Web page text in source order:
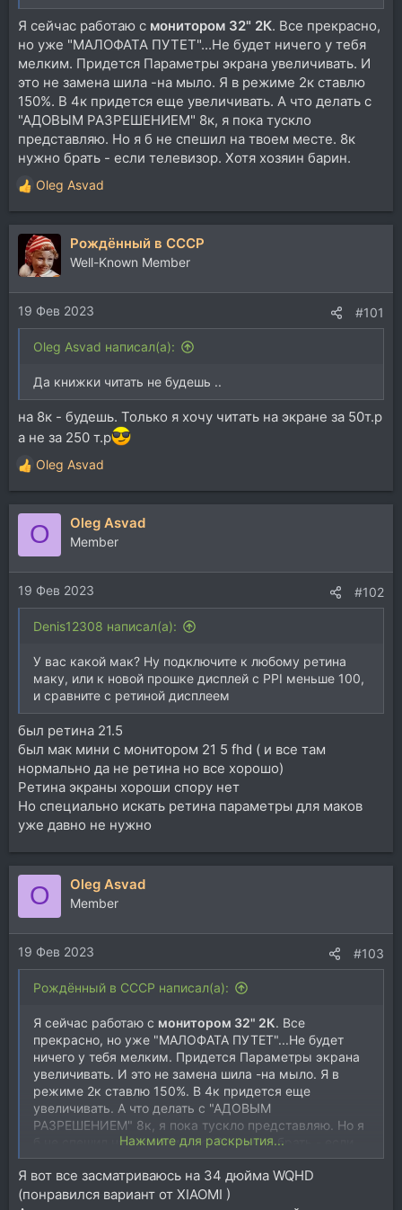
Я сейчас работаю с монитором 32" 2К. Все прекрасно,
но уже "МАЛОФАТА ПУТЕТ"...Не будет ничего у тебя
мелким. Придется Параметры экрана увеличивать. И
это не замена шила -на мыло. Я в режиме 2к ставлю
150%. В 4к придется еще увеличивать. А что делать с
"АДОВЫМ РАЗРЕШЕНИЕМ" 8к, я пока тускло
представляю. Но я б не спешил на твоем месте. 8к
нужно брать - если телевизор. Хотя хозяин барин.
Р
е
а
ц
и
и
:
Oleg Asvad
Рождённый в СССР
Well-Known Member
19 Фев 2023 #101
Oleg Asvad написал(а):
Да книжки читать не будешь ..
на 8к - будешь. Только я хочу читать на экране за 50т.р
а не за 250 т.р
Р
е
а
и
и
:
Oleg Asvad
O Oleg Asvad
Member
19 Фев 2023 #102
Denis12308 написал(а):
У вас какой мак? Ну подключите к любому ретина
маку, или к новой прошке дисплей с PPI меньше 100,
и сравните с ретиной дисплеем
был ретина 21.5
был мак мини с монитором 21 5 fhd ( и все там
нормально да не ретина но все хорошо)
Ретина экраны хороши спору нет
Но специально искать ретина параметры для маков
уже давно не нужно
O Oleg Asvad
Member
19 Фев 2023 #103
Рождённый в СССР написал(а):
Я сейчас работаю с монитором 32" 2К. Все
прекрасно, но уже "МАЛОФАТА ПУТЕТ"...Не будет
ничего у тебя мелким. Придется Параметры экрана
увеличивать. И это не замена шила -на мыло. Я в
режиме 2к ставлю 150%. В 4к придется еще
увеличивать. А что делать с "АДОВЫМ
РАЗРЕШЕНИЕМ" 8к, я пока тускло представляю. Но я
б не спешил на твоем месте. 8к нужно брать - если
телевизор. Хотя хозяин барин.
Нажмите для раскрытия...
Я вот все засматриваюсь на 34 дюйма WQHD
(понравился вариант от XIAOMI )